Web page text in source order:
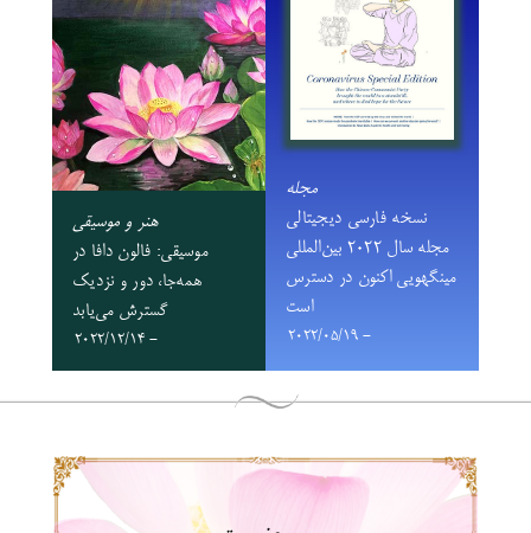
مجله
نسخه فارسی دیجیتالی
مجله سال ۲۰۲۲ بین‌المللی
مینگهویی اکنون در دسترس
است
- 2022/05/19
هنر و موسیقی
موسیقی: فالون دافا در
همه‌جا، دور و نزدیک
گسترش می‌یابد
- 2022/12/14